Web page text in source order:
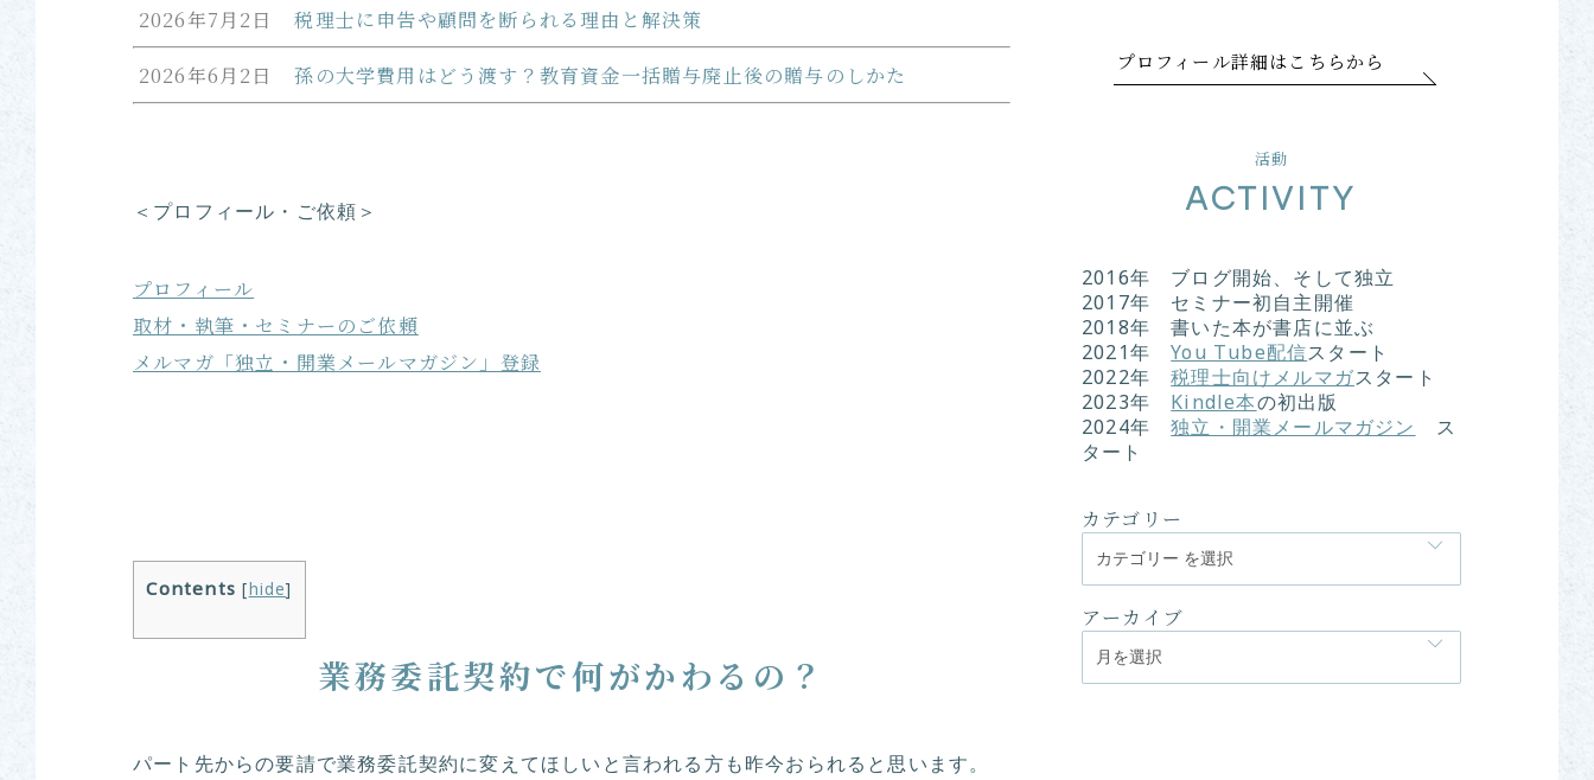
2026年7月2日 税理士に申告や顧問を断られる理由と解決策
2026年6月2日 孫の大学費用はどう渡す？教育資金一括贈与廃止後の贈与のしかた
＜プロフィール・ご依頼＞
プロフィール
取材・執筆・セミナーのご依頼
メルマガ「独立・開業メールマガジン」登録
Contents [hide]
業務委託契約で何がかわるの？
パート先からの要請で業務委託契約に変えてほしいと言われる方も昨今おられると思います。
プロフィール詳細はこちらから
活動
ACTIVITY
2016年 ブログ開始、そして独立
2017年 セミナー初自主開催
2018年 書いた本が書店に並ぶ
2021年You Tube配信スタート
2022年税理士向けメルマガスタート
2023年 Kindle本の初出版
2024年独立・開業メールマガジン
ス
タート
カテゴリー
アーカイブ